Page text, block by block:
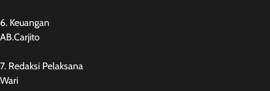
6. Keuangan
AB.Carjito
7. Redaksi Pelaksana
Wari